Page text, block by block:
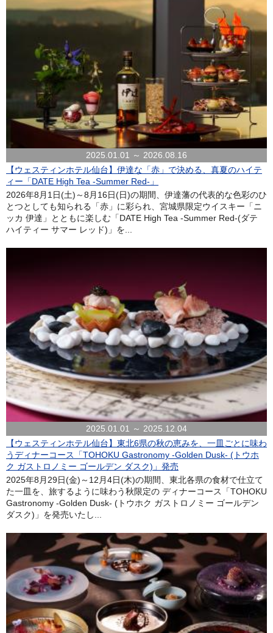
2025.01.01 ～ 2026.08.16
【ウェスティンホテル仙台】伊達な「赤」で決める、真夏のハイテ
ィー「DATE High Tea -Summer Red-」
2026年8月1日(土)～8月16日(日)の期間、伊達藩の代表的な色彩のひ
とつとしても知られる「赤」に彩られ、宮城県限定ウイスキー「ニ
ッカ 伊達」とともに楽しむ「DATE High Tea -Summer Red-(ダテ
ハイティー サマー レッド)」を...
2025.01.01 ～ 2025.12.04
【ウェスティンホテル仙台】東北6県の秋の恵みを、一皿ごとに味わ
うディナーコース「TOHOKU Gastronomy -Golden Dusk- (トウホ
ク ガストロノミー ゴールデン ダスク)」発売
2025年8月29日(金)～12月4日(木)の期間、東北各県の食材で仕立て
た一皿を、旅するように味わう秋限定の ディナーコース「TOHOKU
Gastronomy -Golden Dusk- (トウホク ガストロノミー ゴールデン
ダスク)」を発売いたし...